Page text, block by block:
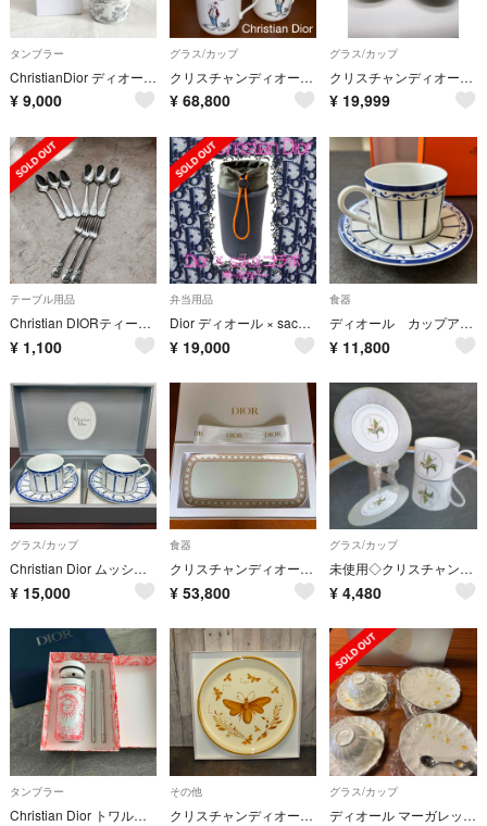
タンブラー
ChristianDior ディオール ノベルティ タンブラー 水筒 新品未使用
¥ 9,000
グラス/カップ
クリスチャンディオール ★フランス革命200周年記念★限定ペアセット
¥ 68,800
グラス/カップ
クリスチャンディオール カップ ソーサー ミリラフォーレ すずらん no.200
¥ 19,999
テーブル用品
Christian DIORティーフォーク&ティースプーン
¥ 1,100
弁当用品
Dior ディオール × sacai サカイ コラボ ボトルホルダー CDロゴ
¥ 19,000
食器
ディオール カップアンドソーサー
¥ 11,800
グラス/カップ
Christian Dior ムッシュディオール カップ&ソーサー ペア 箱付き
¥ 15,000
食器
クリスチャンディオール★カナージュ モンテーニュ★サービングディッシュ【希少品】
¥ 53,800
グラス/カップ
未使用◇クリスチャンディオール ミリラフォーレ カップ&ソーサーすずらん
¥ 4,480
タンブラー
Christian Dior トワルドジュイ タンブラー
その他
クリスチャンディオール・Bee Tray◇VIP顧客限定ノベルティ・トレイ
グラス/カップ
ディオール マーガレット カップ ソーサー Dior 未使用